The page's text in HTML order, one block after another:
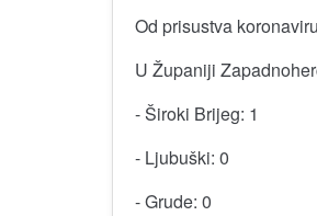
Od prisustva
U Županiji
- Široki Brijeg: 1
- Ljubuški: 0
- Grude: 0